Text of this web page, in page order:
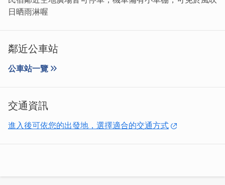
日晒雨淋喔
鄰近公車站
公車站一覽
交通資訊
進入後可依您的出發地，選擇適合的交通方式